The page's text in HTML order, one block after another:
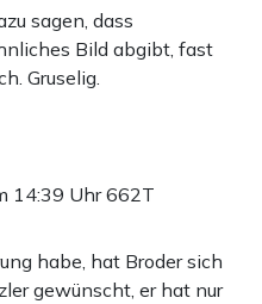
sagen, dass
Bild abgibt, fast
Gruselig.
14:39 Uhr662T
habe, hat Broder sich
gewünscht, er hat nur